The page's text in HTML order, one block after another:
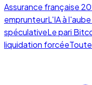
Assurance française
emprunteurL'IA à
spéculativeLe pari
liquidation forcée